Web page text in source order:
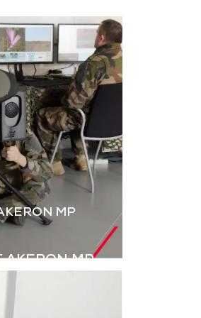
simulation est
essentielle. Le B2M-GR
de GDI Simulation,
enrichi par l’intégration
des grenades,
renforce le réalisme
des exercices Live.
Télécharger la
plaquette
MP
AKERON MP
l’entraînement